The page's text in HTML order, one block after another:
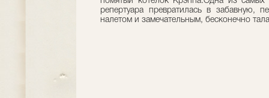
репертуара превратилась в забавную,
налетом и замечательным, бесконечно